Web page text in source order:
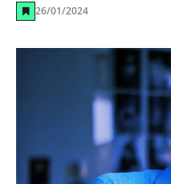
26/01/2024